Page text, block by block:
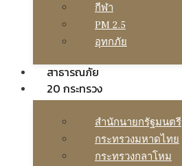
กีฬา
PM 2.5
อุทกภัย
สาธารณภัย
20 กระทรวง
สํานักนายกรัฐมนตรี
กระทรวงมหาดไทย
กระทรวงกลาโหม